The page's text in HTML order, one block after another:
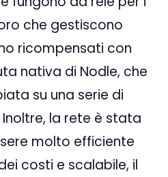
che gestiscono
ricompensati con
nativa di Nodle, che
su una serie di
la rete è stata
molto efficiente
costi e scalabile, il